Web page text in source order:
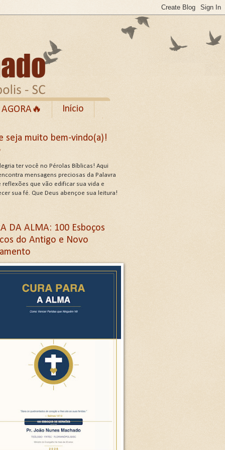
Início
ATRIBUTOS .
G
G
G
letra G
seja muito bem-vindo(a)!
ter você no Pérolas Bíblicas! Aqui
mensagens preciosas da Palavra
reflexões que vão edificar sua vida e
sua fé. Que Deus abençoe sua leitura!
DA ALMA: 100 Esboços
do Antigo e Novo